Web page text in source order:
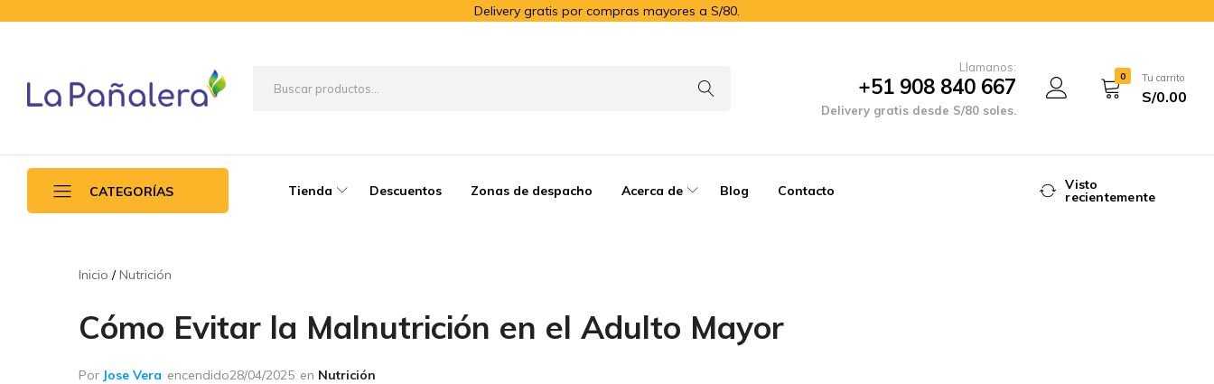
Delivery gratis por compras mayores a S/80.
higiene
para
Llamanos:
+51 908 840 667
Delivery gratis desde S/80 soles.
0 Tu carrito
S/0.00
CATEGORÍAS
Guantes de látex
Pañales para adulto
Papel higiénico
Tienda Descuentos Zonas de despacho Acerca de Blog Contacto Visto
recientemente
Inicio Nutrición
Cómo Evitar la Malnutrición en el Adulto Mayor
Por Jose Vera encendido28/04/2025 en Nutrición